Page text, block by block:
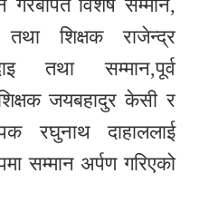
गरेबापत विशेष सम्मान,
तथा शिक्षक राजेन्द्र
तथा सम्मान,पूर्व
जयबहादुर केसी र
रघुनाथ दाहाललाई
सम्मान अर्पण गरिएको